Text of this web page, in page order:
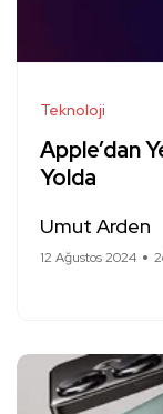
Teknoloji
Apple’dan
Yolda
Umut Arden
12 Ağustos 2024